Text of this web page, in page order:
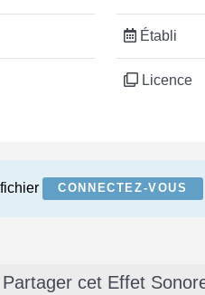
Établi
Licence
CONNECTEZ-VOUS
Partager cet Effet